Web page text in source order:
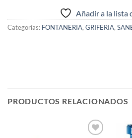
Añadir a la lista
Categorías: FONTANERIA, GRIFERIA,
PRODUCTOS RELACIONADOS